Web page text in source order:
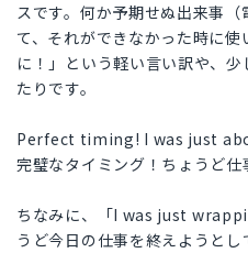
スです。何か予期せぬ出来事
て、それができなかった時に
に！」という軽い言い訳や、
たりです。
Perfect timing! I was just
完璧なタイミング！ちょうど仕
ちなみに、「I was just
うど今日の仕事を終えようと